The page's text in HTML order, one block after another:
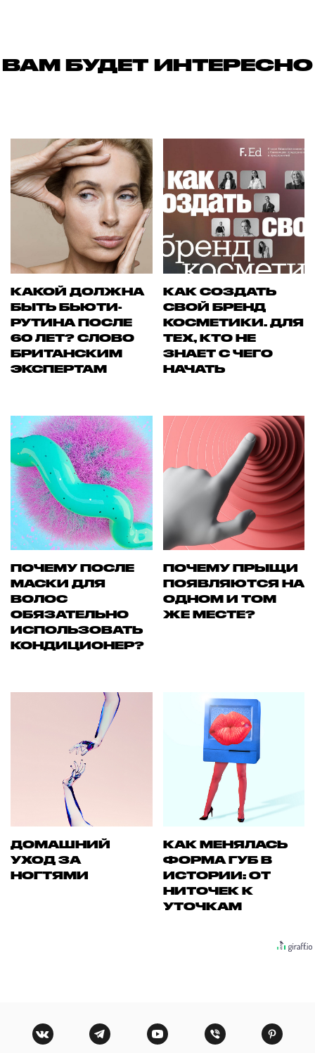
ВАМ БУДЕТ ИНТЕРЕСНО
КАКОЙ ДОЛЖНА
БЫТЬ БЬЮТИ-
РУТИНА ПОСЛЕ
60 ЛЕТ? СЛОВО
БРИТАНСКИМ
ЭКСПЕРТАМ
КАК СОЗДАТЬ
СВОЙ БРЕНД
КОСМЕТИКИ. ДЛЯ
ТЕХ, КТО НЕ
ЗНАЕТ С ЧЕГО
НАЧАТЬ
ПОЧЕМУ ПОСЛЕ
МАСКИ ДЛЯ
ВОЛОС
ОБЯЗАТЕЛЬНО
ИСПОЛЬЗОВАТЬ
КОНДИЦИОНЕР?
ПОЧЕМУ ПРЫЩИ
ПОЯВЛЯЮТСЯ НА
ОДНОМ И ТОМ
ЖЕ МЕСТЕ?
ДОМАШНИЙ
УХОД ЗА
НОГТЯМИ
КАК МЕНЯЛАСЬ
ФОРМА ГУБ В
ИСТОРИИ: ОТ
НИТОЧЕК К
УТОЧКАМ